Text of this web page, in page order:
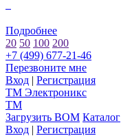
Подробнее
20 50 100 200
+7 (499) 677-21-46
Перезвоните мне
Вход | Регистрация
TM Электроникс
TM
Загрузить BOM Каталог
Вход | Регистрация